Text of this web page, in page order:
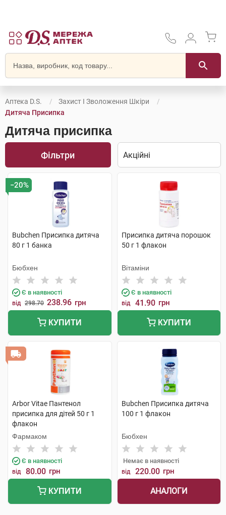
Аптека D.S.
Захист І Зволоження Шкіри
Дитяча Присипка
Дитяча присипка
Фільтри
−20%
Bubchen Присипка дитяча
80 г 1 банка
Бюбхен
Є в наявності
від 298.70 238.96 грн
КУПИТИ
Присипка дитяча порошок
50 г 1 флакон
Вітаміни
Є в наявності
від 41.90 грн
КУПИТИ
Arbor Vitae Пантенол
присипка для дітей 50 г 1
флакон
Фармаком
Є в наявності
від 80.00 грн
КУПИТИ
Bubchen Присипка дитяча
100 г 1 флакон
Бюбхен
Немає в наявності
від 220.00 грн
АНАЛОГИ